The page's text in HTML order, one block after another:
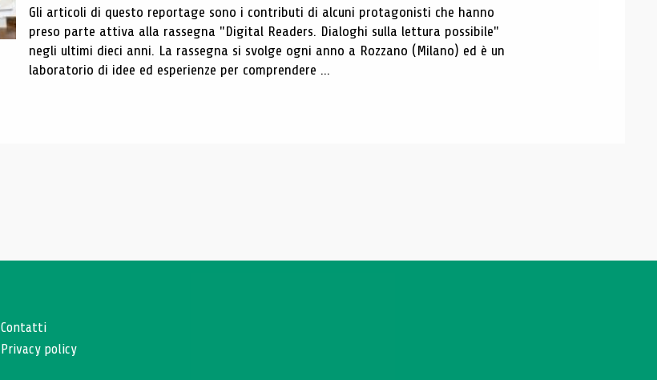
Gli articoli di questo reportage sono i contributi di alcuni protagonisti che hanno
preso parte attiva alla rassegna "Digital Readers. Dialoghi sulla lettura possibile"
negli ultimi dieci anni. La rassegna si svolge ogni anno a Rozzano (Milano) ed è un
laboratorio di idee ed esperienze per comprendere ...
Contatti
Privacy policy